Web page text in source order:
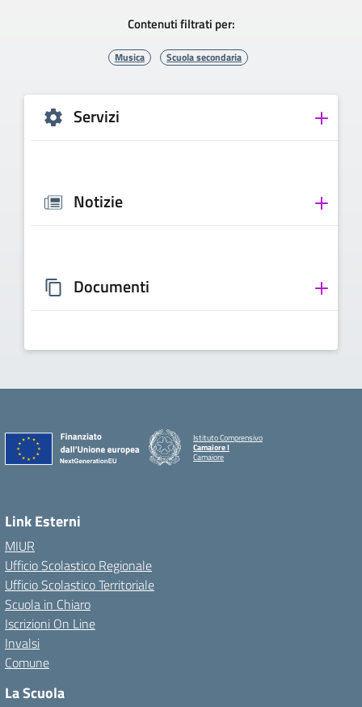
Contenuti filtrati per:
Musica Scuola secondaria
Servizi
Notizie
Documenti
Istituto Comprensivo
Camaiore I
Camaiore
Link Esterni
MIUR
Ufficio Scolastico Regionale
Ufficio Scolastico Territoriale
Scuola in Chiaro
Iscrizioni On Line
Invalsi
Comune
La Scuola